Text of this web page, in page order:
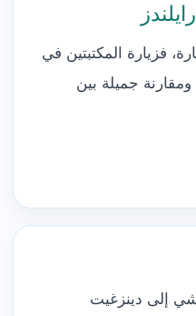
فزيارة المكتبتين في
جميلة بين
إلى دينزغيت